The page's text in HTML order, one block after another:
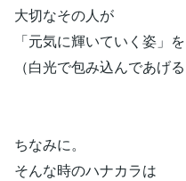
大切なその人が
「元気に輝いていく姿」
（白光で包み込んであげ
ちなみに。
そんな時のハナカラは